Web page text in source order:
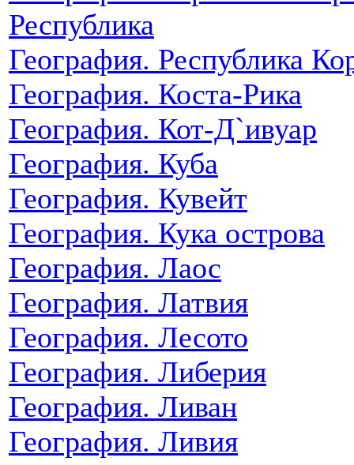
Республика
География. Республика
География. Коста-Рика
География. Кот-Д`ивуар
География. Куба
География. Кувейт
География. Кука острова
География. Лаос
География. Латвия
География. Лесото
География. Либерия
География. Ливан
География. Ливия